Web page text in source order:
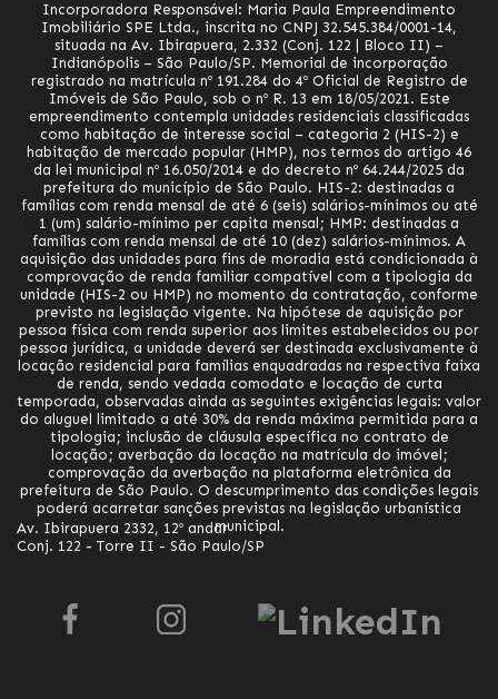
Incorporadora Responsável: Maria Paula Empreendimento
Imobiliário SPE Ltda., inscrita no CNPJ 32.545.384/0001-14,
situada na Av. Ibirapuera, 2.332 (Conj. 122 | Bloco II) –
Indianópolis – São Paulo/SP. Memorial de incorporação
registrado na matrícula nº 191.284 do 4º Oficial de Registro de
Imóveis de São Paulo, sob o nº R. 13 em 18/05/2021. Este
empreendimento contempla unidades residenciais classificadas
como habitação de interesse social – categoria 2 (HIS-2) e
habitação de mercado popular (HMP), nos termos do artigo 46
da lei municipal nº 16.050/2014 e do decreto nº 64.244/2025 da
prefeitura do município de São Paulo. HIS-2: destinadas a
famílias com renda mensal de até 6 (seis) salários-mínimos ou até
1 (um) salário-mínimo per capita mensal; HMP: destinadas a
famílias com renda mensal de até 10 (dez) salários-mínimos. A
aquisição das unidades para fins de moradia está condicionada à
comprovação de renda familiar compatível com a tipologia da
unidade (HIS-2 ou HMP) no momento da contratação, conforme
previsto na legislação vigente. Na hipótese de aquisição por
pessoa física com renda superior aos limites estabelecidos ou por
pessoa jurídica, a unidade deverá ser destinada exclusivamente à
locação residencial para famílias enquadradas na respectiva faixa
de renda, sendo vedada comodato e locação de curta
temporada, observadas ainda as seguintes exigências legais: valor
do aluguel limitado a até 30% da renda máxima permitida para a
tipologia; inclusão de cláusula específica no contrato de
locação; averbação da locação na matrícula do imóvel;
comprovação da averbação na plataforma eletrônica da
prefeitura de São Paulo. O descumprimento das condições legais
poderá acarretar sanções previstas na legislação urbanística
municipal.
Av. Ibirapuera 2332, 12º andar
Conj. 122 - Torre II - São Paulo/SP